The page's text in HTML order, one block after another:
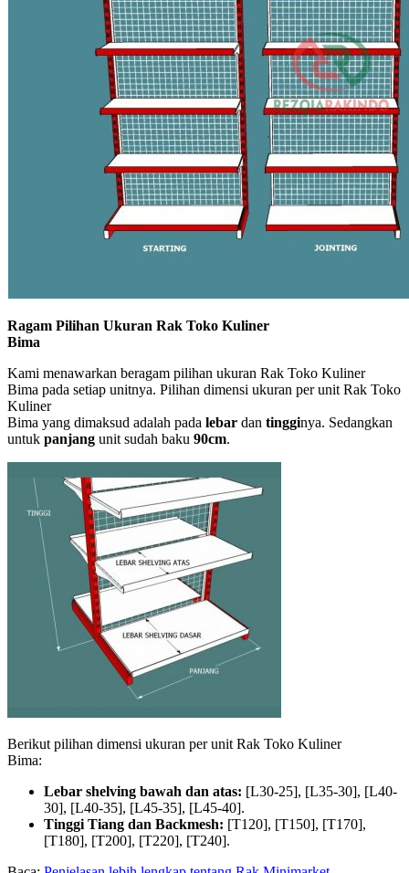
Ragam Pilihan Ukuran Rak Toko Kuliner
Bima
Kami menawarkan beragam pilihan ukuran Rak Toko Kuliner
Bima pada setiap unitnya. Pilihan dimensi ukuran per unit Rak Toko
Kuliner
Bima yang dimaksud adalah pada lebar dan tingginya. Sedangkan
untuk panjang unit sudah baku 90cm.
Berikut pilihan dimensi ukuran per unit Rak Toko Kuliner
Bima:
Lebar shelving bawah dan atas: [L30-25], [L35-30], [L40-
30], [L40-35], [L45-35], [L45-40].
Tinggi Tiang dan Backmesh: [T120], [T150], [T170],
[T180], [T200], [T220], [T240].